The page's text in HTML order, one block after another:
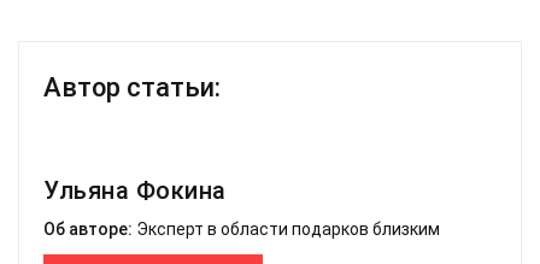
Автор статьи:
Ульяна Фокина
Об авторе: Эксперт в области подарков близким